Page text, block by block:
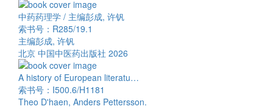
中药药理学 / 主编彭成, 许钒
索书号：R285/19.1
主编彭成, 许钒
北京 中国中医药出版社 2026
A history of European literatu…
索书号：I500.6/H1181
Theo D'haen, Anders Pettersson.